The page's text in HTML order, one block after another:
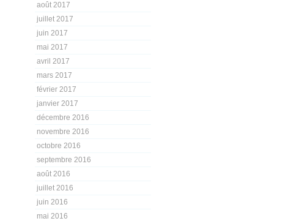
août 2017
juillet 2017
juin 2017
mai 2017
avril 2017
mars 2017
février 2017
janvier 2017
décembre 2016
novembre 2016
octobre 2016
septembre 2016
août 2016
juillet 2016
juin 2016
mai 2016